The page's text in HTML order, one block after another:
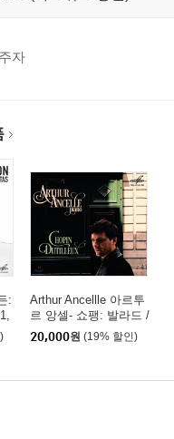
자
:
Arthur Ancellle 아르투
르 앙셀- 쇼팽: 발라드 /
앙리 뒤티외: 피아노 소
나타, 3 전주곡 (Chopi
utilleux: Piano Sonata,
20,000원 (19% 할인)